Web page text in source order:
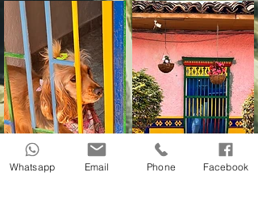
Whatsapp Email Phone Facebook